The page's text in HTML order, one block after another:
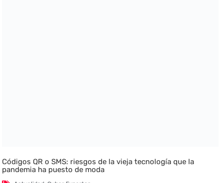
Códigos QR o SMS: riesgos de la vieja tecnología que la
pandemia ha puesto de moda